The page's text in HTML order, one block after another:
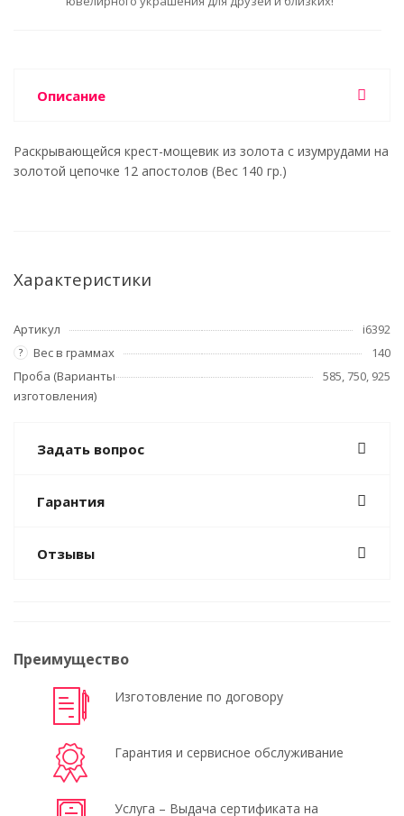
Описание
Раскрывающейся крест-мощевик из золота с изумрудами на
золотой цепочке 12 апостолов (Вес 140 гр.)
Характеристики
Артикул i6392
? Вес в граммах
140
Проба (Варианты
изготовления)
585, 750, 925
Задать вопрос
Гарантия
Отзывы
Преимущество
Изготовление по договору
Гарантия и сервисное обслуживание
Услуга – Выдача сертификата на